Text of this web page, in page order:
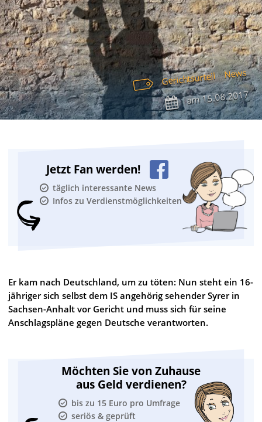
Gerichtsurteil News
am15.08.2017
Jetzt Fan werden!
täglich interessante News
Infos zu Verdienstmöglichkeiten
Er kam nach Deutschland, um zu töten: Nun steht ein 16-
jähriger sich selbst dem IS angehörig sehender Syrer in
Sachsen-Anhalt vor Gericht und muss sich für seine
Anschlagspläne gegen Deutsche verantworten.
Möchten Sie von Zuhause
aus Geld verdienen?
bis zu 15 Euro pro Umfrage
seriös & geprüft